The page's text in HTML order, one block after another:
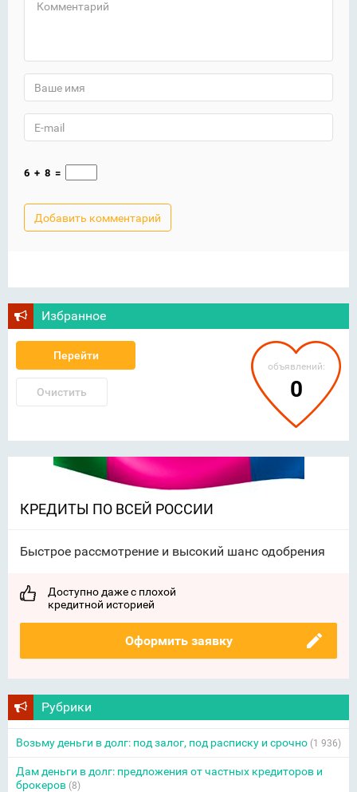
6 + 8 =
Избранное
Перейти
Очистить
объявлений:
0
КРЕДИТЫ ПО ВСЕЙ РОССИИ
Быстрое рассмотрение и высокий шанс одобрения
Доступно даже с плохой
кредитной историей
Оформить заявку
Рубрики
Возьму деньги в долг: под залог, под расписку и срочно (1 936)
Дам деньги в долг: предложения от частных кредиторов и
брокеров (8)